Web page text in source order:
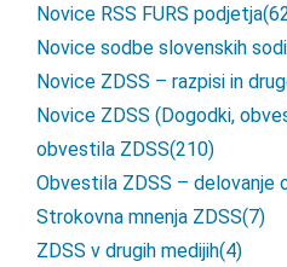
Novice RSS FURS podjetja
Novice sodbe slovenskih
Novice ZDSS – razpisi in
Novice ZDSS (Dogodki,
obvestila ZDSS(210)
Obvestila ZDSS – delovanje
Strokovna mnenja ZDSS(7)
ZDSS v drugih medijih(4)